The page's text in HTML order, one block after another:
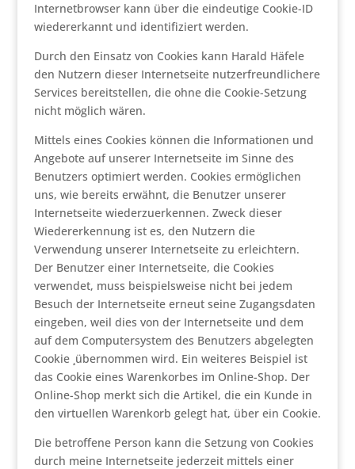
Internetbrowser kann über die eindeutige Cookie-ID
wiedererkannt und identifiziert werden.
Durch den Einsatz von Cookies kann Harald Häfele
den Nutzern dieser Internetseite nutzerfreundlichere
Services bereitstellen, die ohne die Cookie-Setzung
nicht möglich wären.
Mittels eines Cookies können die Informationen und
Angebote auf unserer Internetseite im Sinne des
Benutzers optimiert werden. Cookies ermöglichen
uns, wie bereits erwähnt, die Benutzer unserer
Internetseite wiederzuerkennen. Zweck dieser
Wiedererkennung ist es, den Nutzern die
Verwendung unserer Internetseite zu erleichtern.
Der Benutzer einer Internetseite, die Cookies
verwendet, muss beispielsweise nicht bei jedem
Besuch der Internetseite erneut seine Zugangsdaten
eingeben, weil dies von der Internetseite und dem
auf dem Computersystem des Benutzers abgelegten
Cookie ¸übernommen wird. Ein weiteres Beispiel ist
das Cookie eines Warenkorbes im Online-Shop. Der
Online-Shop merkt sich die Artikel, die ein Kunde in
den virtuellen Warenkorb gelegt hat, über ein Cookie.
Die betroffene Person kann die Setzung von Cookies
durch meine Internetseite jederzeit mittels einer